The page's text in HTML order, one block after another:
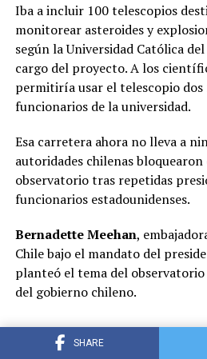
SHARE
Iba a incluir 100 telescopios
monitorear asteroides y
según la Universidad Católica
cargo del proyecto. A los
permitiría usar el telescopio dos
funcionarios de la universidad.
Esa carretera ahora no lleva a
autoridades chilenas
observatorio tras repetidas
funcionarios estadounidenses.
Bernadette Meehan,
Chile bajo el mandato del
planteó el tema del
del gobierno chileno.